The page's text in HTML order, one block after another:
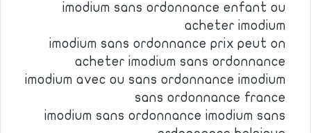
imodium sans ordonnance enfant ou
acheter imodium
imodium sans ordonnance prix peut on
acheter imodium sans ordonnance
imodium avec ou sans ordonnance imodium
sans ordonnance france
imodium sans ordonnance imodium sans